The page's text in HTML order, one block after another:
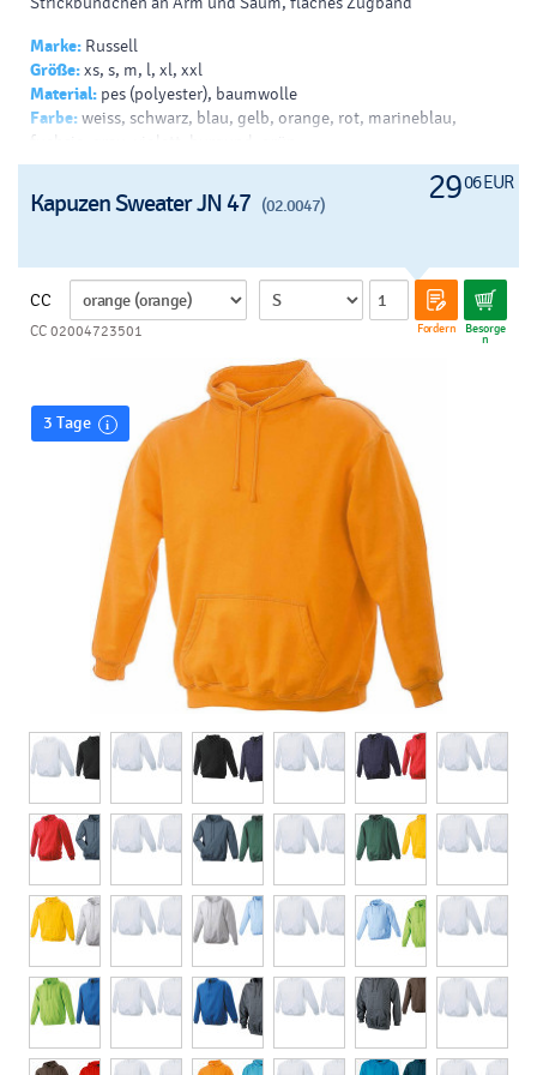
Marke: Russell
Größe:xs, s, m, l, xl, xxl
Material: pes (polyester), baumwolle
Farbe:weiss, schwarz, blau, gelb, orange, rot, marineblau,
fuchsie, grau, violett, burgund, grün
Drück:siebdruck - papierdruck - b, transferdruck - v, siebdruck
auf t-shirts - v, drucken - sublimation, siebdruck - helles t-shirt -
b, siebdruck - dunkles t-shirt - b
2906 EUR
Kapuzen Sweater JN 47 (02.0047)
CC
Fordern Besorge
n
CC 02004723501
3 Tage